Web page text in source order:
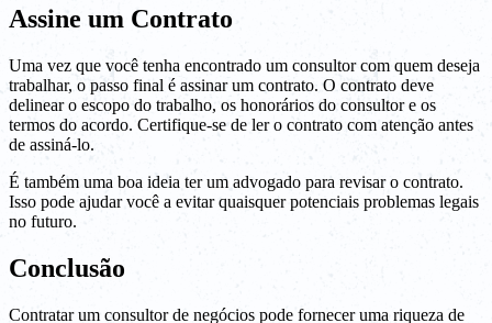
Assine um Contrato
Uma vez que você tenha encontrado um consultor com quem deseja
trabalhar, o passo final é assinar um contrato. O contrato deve
delinear o escopo do trabalho, os honorários do consultor e os
termos do acordo. Certifique-se de ler o contrato com atenção antes
de assiná-lo.
É também uma boa ideia ter um advogado para revisar o contrato.
Isso pode ajudar você a evitar quaisquer potenciais problemas legais
no futuro.
Conclusão
Contratar um consultor de negócios pode fornecer uma riqueza de